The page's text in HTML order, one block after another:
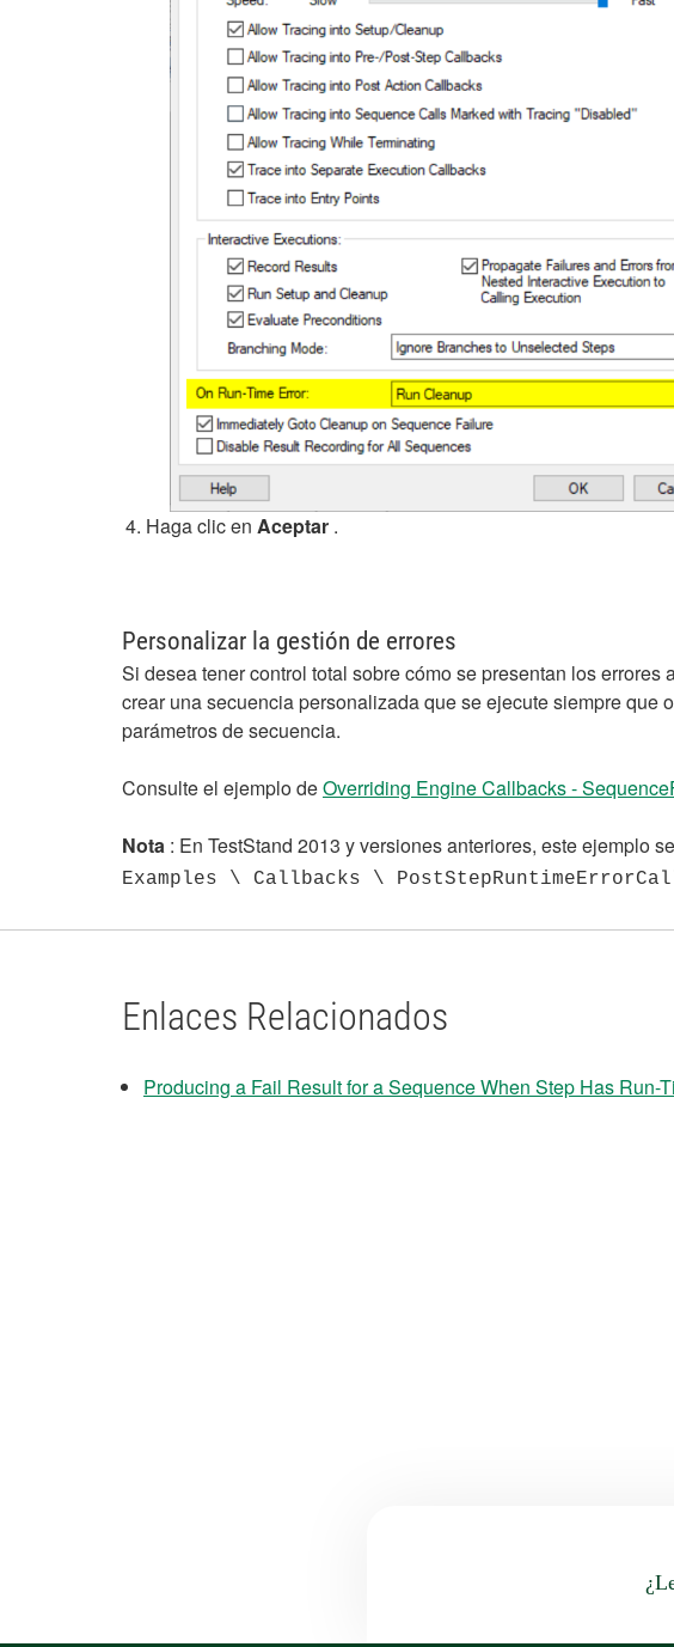
Haga clic en Aceptar .
Personalizar la gestión de errores
Si desea tener control total sobre cómo se presentan los
crear una secuencia personalizada que se ejecute siempre que
parámetros de secuencia.
Consulte el ejemplo deOverriding Engine Callbacks -
Nota : En TestStand 2013 y versiones anteriores, este ejemplo
Examples \ Callbacks \
Enlaces Relacionados
Producing a Fail Result for a Sequence When Step Has Run-